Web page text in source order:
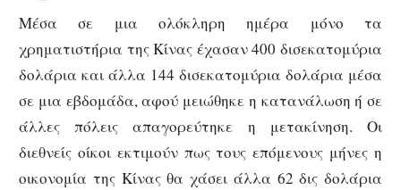
Μέσα σε μια ολόκληρη ημέρα μόνο τα
χρηματιστήρια της Κίνας έχασαν 400 δισεκατομύρια
δολάρια και άλλα 144 δισεκατομύρια δολάρια μέσα
σε μια εβδομάδα, αφού μειώθηκε η κατανάλωση ή σε
άλλες πόλεις απαγορεύτηκε η μετακίνηση. Οι
διεθνείς οίκοι εκτιμούν πως τους επόμενους μήνες η
οικονομία της Κίνας θα χάσει άλλα 62 δις δολάρια